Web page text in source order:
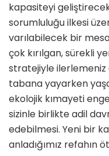
kapasiteyi
sorumluluğu ilkesi
varılabilecek bir
çok kırılgan, sürekli
stratejiyle ilerlemeniz
tabana yayarken
ekolojik kımayeti
sizinle birlikte adil
edebilmesi. Yeni bir
anladığımız refahın